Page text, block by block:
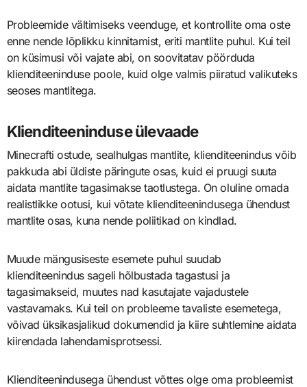
Probleemide vältimiseks veenduge, et kontrollite oma oste
enne nende lõplikku kinnitamist, eriti mantlite puhul. Kui teil
on küsimusi või vajate abi, on soovitatav pöörduda
klienditeeninduse poole, kuid olge valmis piiratud valikuteks
seoses mantlitega.
Klienditeeninduse ülevaade
Minecrafti ostude, sealhulgas mantlite, klienditeenindus võib
pakkuda abi üldiste päringute osas, kuid ei pruugi suuta
aidata mantlite tagasimakse taotlustega. On oluline omada
realistlikke ootusi, kui võtate klienditeenindusega ühendust
mantlite osas, kuna nende poliitikad on kindlad.
Muude mängusiseste esemete puhul suudab
klienditeenindus sageli hõlbustada tagastusi ja
tagasimakseid, muutes nad kasutajate vajadustele
vastavamaks. Kui teil on probleeme tavaliste esemetega,
võivad üksikasjalikud dokumendid ja kiire suhtlemine aidata
kiirendada lahendamisprotsessi.
Klienditeenindusega ühendust võttes olge oma probleemist